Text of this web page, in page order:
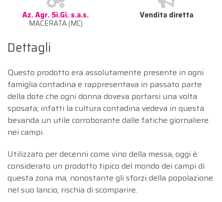
Az. Agr. Si.Gi. s.a.s.
MACERATA (MC)
Vendita diretta
Dettagli
Questo prodotto era assolutamente presente in ogni
famiglia contadina e rappresentava in passato parte
della dote che ogni donna doveva portarsi una volta
sposata; infatti la cultura contadina vedeva in questa
bevanda un utile corroborante dalle fatiche giornaliere
nei campi.
Utilizzato per decenni come vino della messa, oggi è
considerato un prodotto tipico del mondo dei campi di
questa zona ma, nonostante gli sforzi della popolazione
nel suo lancio, rischia di scomparire.